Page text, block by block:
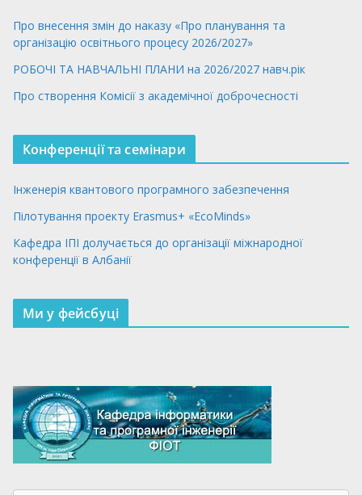
Про внесення змін до наказу «Про планування та
організацію освітнього процесу 2026/2027»
РОБОЧІ ТА НАВЧАЛЬНІ ПЛАНИ на 2026/2027 навч.рік
Про створення Комісії з академічної доброчесності
Конференції та семінари
Інженерія квантового програмного забезпечення
Пілотування проекту Erasmus+ «EcoMinds»
Кафедра ІПІ долучається до організації міжнародної
конференції в Албанії
Ми у фейсбуці